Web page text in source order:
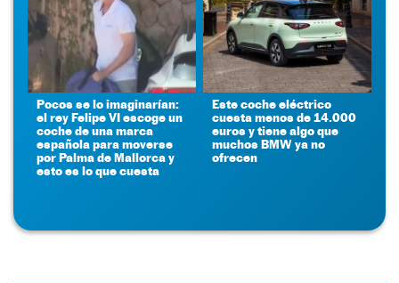
Pocos se lo imaginarían:
el rey Felipe VI escoge un
coche de una marca
española para moverse
por Palma de Mallorca y
esto es lo que cuesta
Este coche eléctrico
cuesta menos de 14.000
euros y tiene algo que
muchos BMW ya no
ofrecen